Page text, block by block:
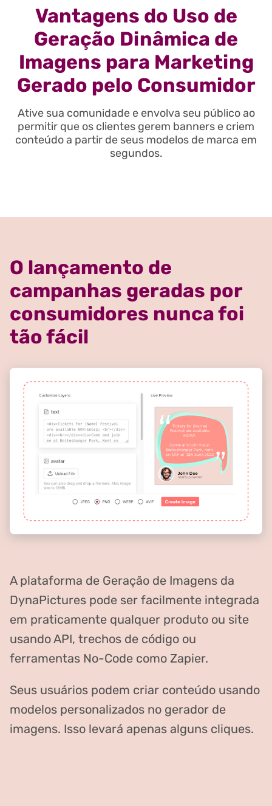
Vantagens do Uso de
Geração Dinâmica de
Imagens para Marketing
Gerado pelo Consumidor
Ative sua comunidade e envolva seu público ao
permitir que os clientes gerem banners e criem
conteúdo a partir de seus modelos de marca em
segundos.
O lançamento de
campanhas geradas por
consumidores nunca foi
tão fácil
A plataforma de Geração de Imagens da
DynaPictures pode ser facilmente integrada
em praticamente qualquer produto ou site
usando API, trechos de código ou
ferramentas No-Code como Zapier.
Seus usuários podem criar conteúdo usando
modelos personalizados no gerador de
imagens. Isso levará apenas alguns cliques.